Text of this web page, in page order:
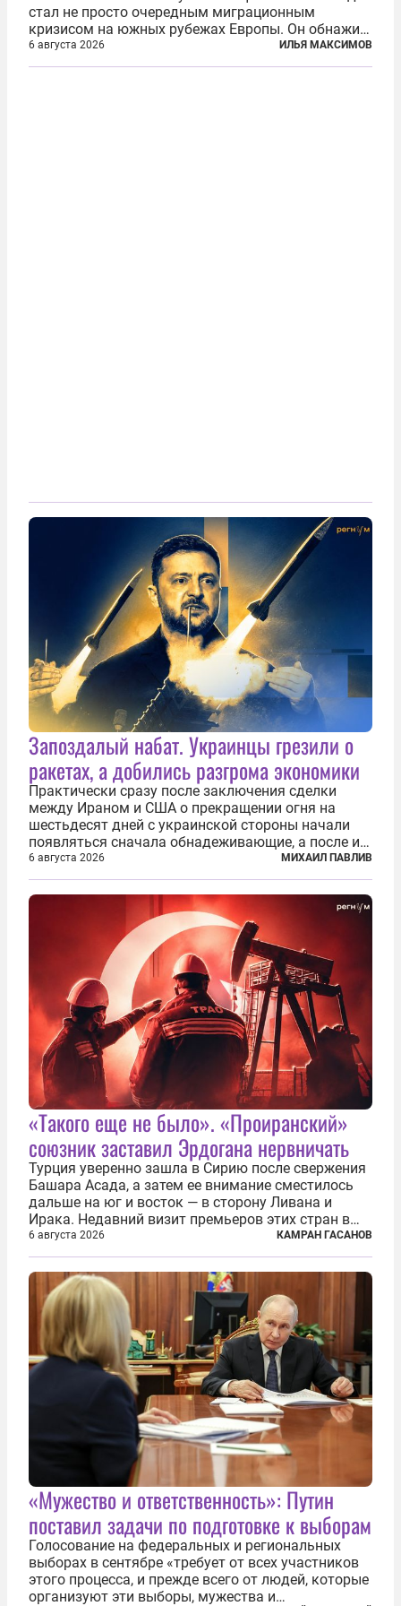
стал не просто очередным миграционным
кризисом на южных рубежах Европы. Он обнажил
фундаментальный раскол внутри Евросоюза,
продемонстрировав, что десятилетиями
6 августа 2026 ИЛЬЯ МАКСИМОВ
Запоздалый набат. Украинцы грезили о
ракетах, а добились разгрома экономики
Практически сразу после заключения сделки
между Ираном и США о прекращении огня на
шестьдесят дней с украинской стороны начали
появляться сначала обнадеживающие, а после и
вовсе бравурные заявления про некий «перелом»
в войне. Вероятно, в сознании первых лиц
киевского режима и стоящих за ними...
6 августа 2026 МИХАИЛ ПАВЛИВ
«Такого еще не было». «Проиранский»
союзник заставил Эрдогана нервничать
Турция уверенно зашла в Сирию после свержения
Башара Асада, а затем ее внимание сместилось
дальше на юг и восток — в сторону Ливана и
Ирака. Недавний визит премьеров этих стран в
Анкару, договоры об участии турецкой компании
TPAO в разработке нефти иракского Киркука и
«Дороги развития» подтверждают...
6 августа 2026 КАМРАН ГАСАНОВ
«Мужество и ответственность»: Путин
поставил задачи по подготовке к выборам
Голосование на федеральных и региональных
выборах в сентябре «требует от всех участников
этого процесса, и прежде всего от людей, которые
организуют эти выборы, мужества и